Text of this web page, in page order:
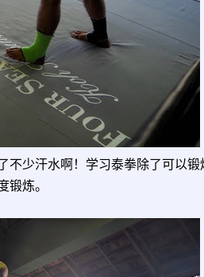
不少汗水啊！学习泰拳除了可以锻
炼。